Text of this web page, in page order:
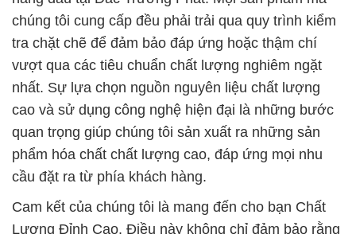
cao và sử dụng công nghệ hiện đại là những bước
quan trọng giúp chúng tôi sản xuất ra những sản
phẩm hóa chất chất lượng cao, đáp ứng mọi nhu
cầu đặt ra từ phía khách hàng.
Cam kết của chúng tôi là mang đến cho bạn Chất
Lượng Đỉnh Cao. Điều này không chỉ đảm bảo rằng
sản phẩm của chúng tôi an toàn và hiệu quả, mà
còn đặt nền móng cho tính bền vững của quy trình
sản xuất của bạn. Chúng tôi hiểu rõ rằng uy tín là
một giá trị khó khăn để xây dựng, nhưng có thể mất